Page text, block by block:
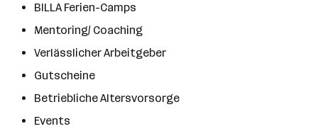
BILLA Ferien-Camps
Mentoring/ Coaching
Verlässlicher Arbeitgeber
Gutscheine
Betriebliche Altersvorsorge
Events